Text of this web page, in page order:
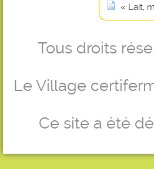
« Lait,
Tous droits
Le Village
Ce site a été